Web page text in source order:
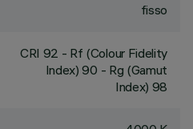
fisso
CRI 92 - Rf (Colour Fidelity
Index) 90 - Rg (Gamut
Index) 98